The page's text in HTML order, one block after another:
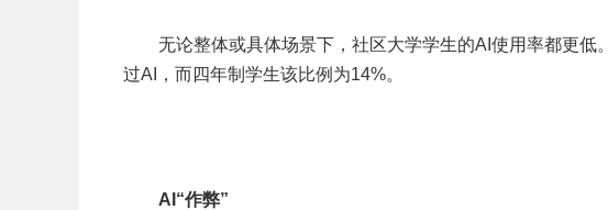
无论整体或具体场景下，社区大学学生的AI使用率都更低
过AI，而四年制学生该比例为14%。
AI“作弊”